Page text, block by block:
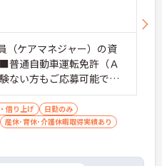
（ケアマネジャー）の資
普通自動車運転免許（Ａ
ない方もご応募可能で
借り上げ
日勤のみ
産休･育休･介護休暇取得実績あり